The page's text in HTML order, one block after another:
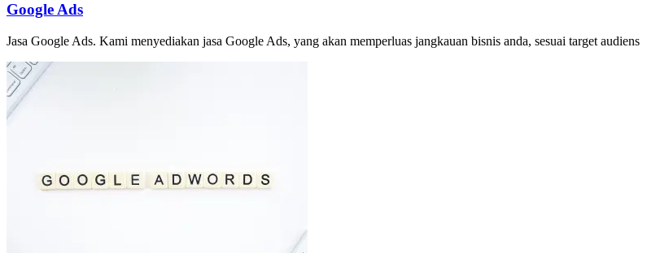
Google Ads
Jasa Google Ads. Kami menyediakan jasa Google Ads, yang akan memperluas jangkauan bisnis anda, sesuai target audiens